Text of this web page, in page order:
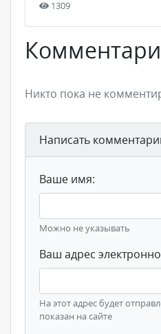
1309
Никто пока не
Написать
Ваше имя:
Можно не указывать
Ваш адрес
На этот адрес будет
показан на сайте